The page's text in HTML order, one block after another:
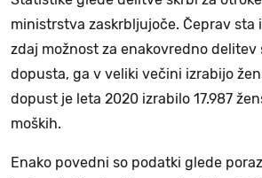
ministrstva zaskrbljujoče. Čeprav sta
zdaj možnost za enakovredno delitev
dopusta, ga v veliki večini izrabijo
dopust je leta 2020 izrabilo 17.987
moških.
Enako povedni so podatki glede